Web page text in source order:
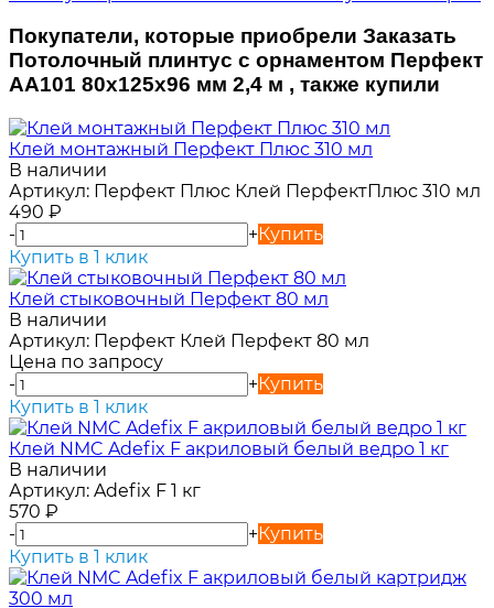
Покупатели, которые приобрели Заказать
Потолочный плинтус с орнаментом Перфект
AA101 80х125х96 мм 2,4 м , также купили
Клей монтажный Перфект Плюс 310 мл
В наличии
Артикул: Перфект Плюс Клей ПерфектПлюс 310 мл
490 ₽
-
+Купить
Купить в 1 клик
Клей стыковочный Перфект 80 мл
В наличии
Артикул: Перфект Клей Перфект 80 мл
Цена по запросу
-
+Купить
Купить в 1 клик
Клей NMC Adefix F акриловый белый ведро 1 кг
В наличии
Артикул: Adefix F 1 кг
570 ₽
-
+Купить
Купить в 1 клик